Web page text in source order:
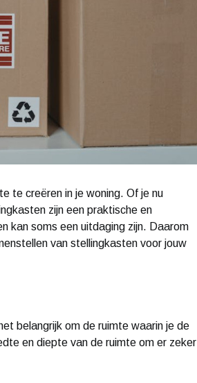
te creëren in je woning. Of je nu
zijn een praktische en
kan soms een uitdaging zijn. Daarom
van stellingkasten voor jouw
belangrijk om de ruimte waarin je de
en diepte van de ruimte om er zeker